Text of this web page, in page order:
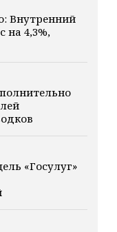
Внутренний
на 4,3%,
«Госулуг»